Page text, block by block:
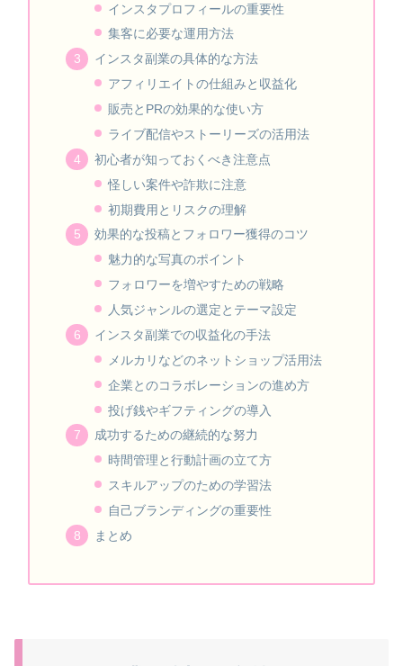
インスタプロフィールの重要性
集客に必要な運用方法
インスタ副業の具体的な方法
アフィリエイトの仕組みと収益化
販売とPRの効果的な使い方
ライブ配信やストーリーズの活用法
初心者が知っておくべき注意点
怪しい案件や詐欺に注意
初期費用とリスクの理解
効果的な投稿とフォロワー獲得のコツ
魅力的な写真のポイント
フォロワーを増やすための戦略
人気ジャンルの選定とテーマ設定
インスタ副業での収益化の手法
メルカリなどのネットショップ活用法
企業とのコラボレーションの進め方
投げ銭やギフティングの導入
成功するための継続的な努力
時間管理と行動計画の立て方
スキルアップのための学習法
自己ブランディングの重要性
まとめ